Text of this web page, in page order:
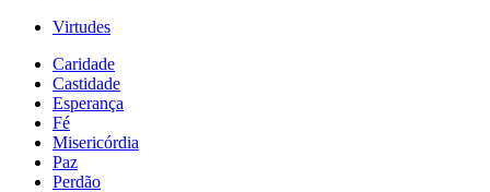
Virtudes
Caridade
Castidade
Esperança
Fé
Misericórdia
Paz
Perdão